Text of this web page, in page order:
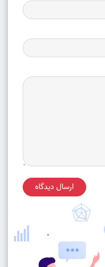
ارسال دیدگاه